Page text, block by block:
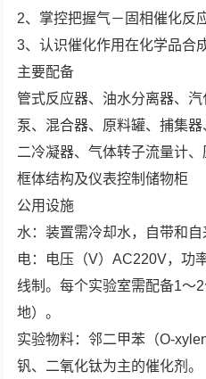
2、掌控把握气－固相催化反
3、认识催化作用在化学品合
主要配备
管式反应器、油水分离器、
泵、混合器、原料罐、捕集
二冷凝器、气体转子流量计
框体结构及仪表控制储物柜
公用设施
水：装置需冷却水，自带和自
电：电压（V）AC220V，功
线制。每个实验室需配备1～
地）。
实验物料：邻二甲苯（O-
钒、二氧化钛为主的催化剂。